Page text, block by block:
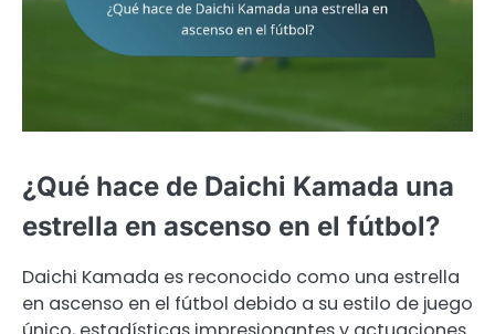
¿Qué hace de Daichi Kamada una
estrella en ascenso en el fútbol?
Daichi Kamada es reconocido como una estrella
en ascenso en el fútbol debido a su estilo de juego